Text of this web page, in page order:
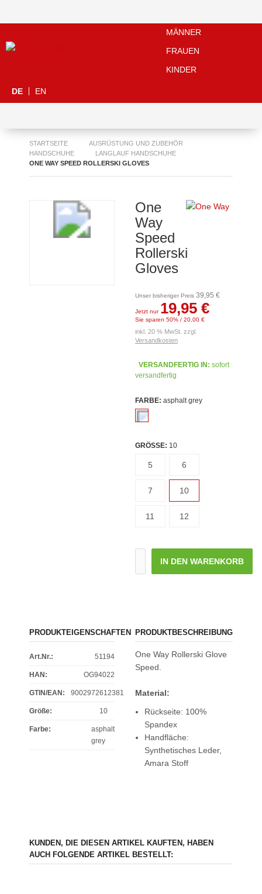
MÄNNER
FRAUEN
KINDER
DE EN
STARTSEITE
AUSRÜSTUNG UND ZUBEHÖR
HANDSCHUHE
LANGLAUF HANDSCHUHE
ONE WAY SPEED ROLLERSKI GLOVES
One
Way
Speed
Rollerski
Gloves
Unser bisheriger Preis 39,95 €
Jetzt nur 19,95 €
Sie sparen 50% / 20,00 €
inkl. 20 % MwSt. zzgl.
Versandkosten
VERSANDFERTIG IN: sofort
versandfertig
FARBE: asphalt grey
GRÖSSE: 10
5 6
7 10
11 12
IN DEN WARENKORB
PRODUKTEIGENSCHAFTEN
Art.Nr.: 51194
HAN: OG94022
GTIN/EAN: 9002972612381
Größe: 10
Farbe:
asphalt
grey
PRODUKTBESCHREIBUNG
One Way Rollerski Glove
Speed.
Material:
Rückseite: 100%
Spandex
Handfläche:
Synthetisches Leder,
Amara Stoff
KUNDEN, DIE DIESEN ARTIKEL KAUFTEN, HABEN
AUCH FOLGENDE ARTIKEL BESTELLT: